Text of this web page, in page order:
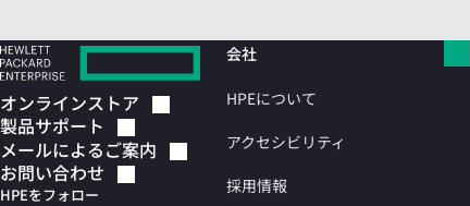
オンラインストア
製品サポート
メールによるご案内
お問い合わせ
HPEをフォロー
会社
HPEについて
アクセシビリティ
採用情報